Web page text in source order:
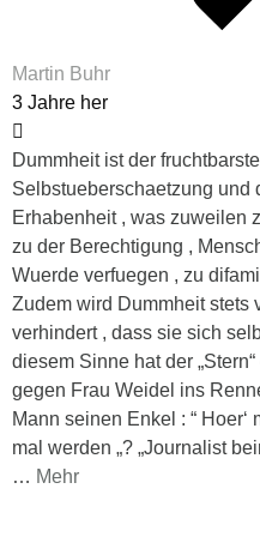
Martin Buhr
3 Jahre her
Dummheit ist der
Selbstueberschaetzung und
Erhabenheit , was zuweilen
zu der Berechtigung ,
Wuerde verfuegen , zu
Zudem wird Dummheit stets
verhindert , dass sie sich
diesem Sinne hat der
gegen Frau Weidel ins
Mann seinen Enkel : “
mal werden „? „Journalist
… Mehr